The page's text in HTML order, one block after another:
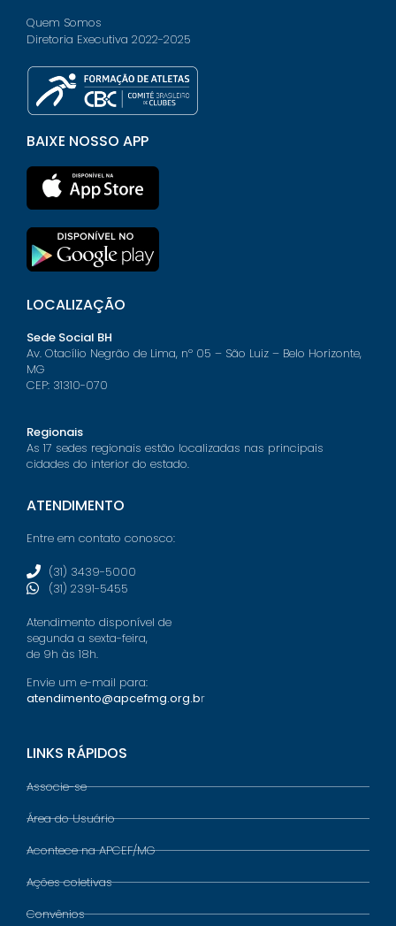
Quem Somos
Diretoria Executiva 2022-2025
BAIXE NOSSO APP
LOCALIZAÇÃO
Sede Social BH
Av. Otacílio Negrão de Lima, nº 05 – São Luiz – Belo Horizonte,
MG
CEP: 31310-070
Regionais
As 17 sedes regionais estão localizadas nas principais
cidades do interior do estado.
ATENDIMENTO
Entre em contato conosco:
(31) 3439-5000
(31) 2391-5455
Atendimento disponível de
segunda a sexta-feira,
de 9h às 18h.
Envie um e-mail para:
atendimento@apcefmg.org.br
LINKS RÁPIDOS
Associe-se
Área do Usuário
Acontece na APCEF/MG
Ações coletivas
Convênios